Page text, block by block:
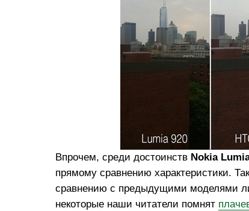
Впрочем, среди достоинств Nokia
прямому сравнению характеристики.
сравнению с предыдущими моделями
некоторые наши читатели помнят